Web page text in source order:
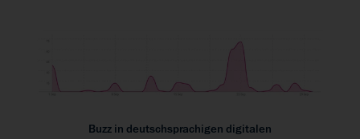
Buzz in deutschsprachigen digitalen